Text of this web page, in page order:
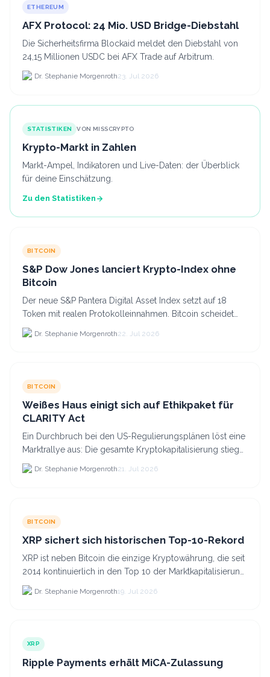
ETHEREUM
AFX Protocol: 24 Mio. USD Bridge-Diebstahl
Die Sicherheitsfirma Blockaid meldet den Diebstahl von
24,15 Millionen USDC bei AFX Trade auf Arbitrum.
Dr. Stephanie Morgenroth23. Jul 2026
STATISTIKEN VON MISSCRYPTO
Krypto-Markt in Zahlen
Markt-Ampel, Indikatoren und Live-Daten: der Überblick
für deine Einschätzung.
Zu den Statistiken
BITCOIN
S&P Dow Jones lanciert Krypto-Index ohne
Bitcoin
Der neue S&P Pantera Digital Asset Index setzt auf 18
Token mit realen Protokolleinnahmen. Bitcoin scheidet
aufgrund fehlender Erträge für Halter aus dem.
Dr. Stephanie Morgenroth22. Jul 2026
BITCOIN
Weißes Haus einigt sich auf Ethikpaket für
CLARITY Act
Ein Durchbruch bei den US-Regulierungsplänen löst eine
Marktrallye aus: Die gesamte Kryptokapitalisierung stieg
am 21.
Dr. Stephanie Morgenroth21. Jul 2026
BITCOIN
XRP sichert sich historischen Top-10-Rekord
XRP ist neben Bitcoin die einzige Kryptowährung, die seit
2014 kontinuierlich in den Top 10 der Marktkapitalisierung
verblieb.
Dr. Stephanie Morgenroth19. Jul 2026
XRP
Ripple Payments erhält MiCA-Zulassung